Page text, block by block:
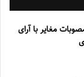
مغایر با آرای